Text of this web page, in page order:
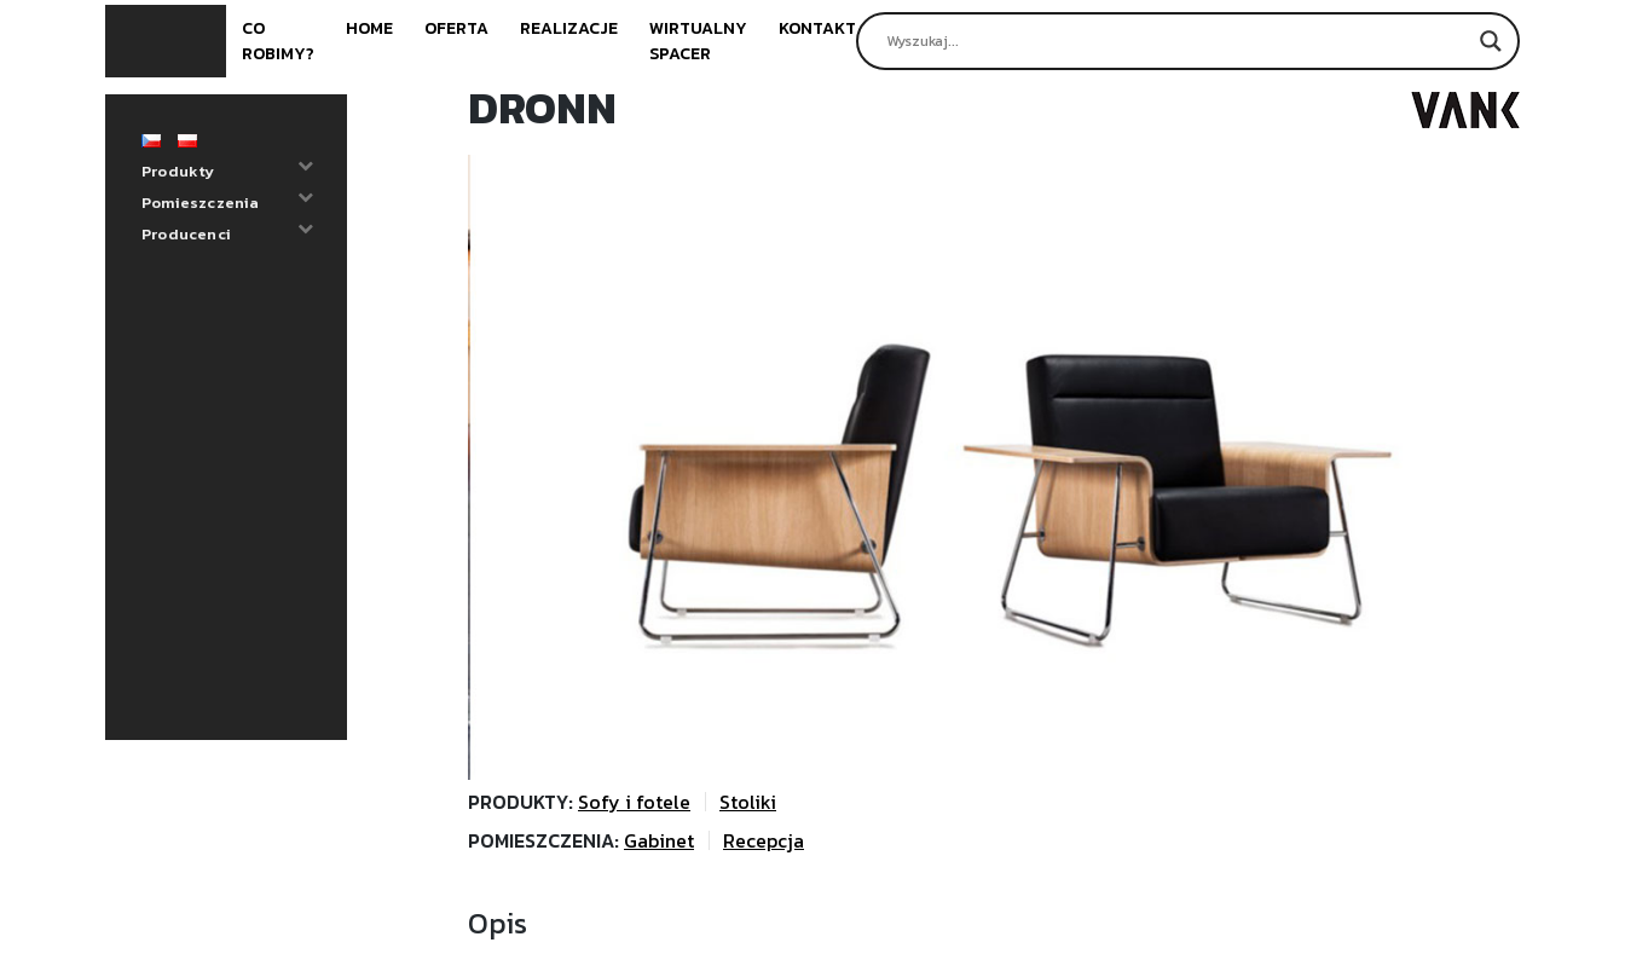
CO
ROBIMY?
HOME OFERTA REALIZACJE
WIRTUALNY
SPACER
KONTAKT
Produkty
Pomieszczenia
Producenci
DRONN
PRODUKTY: Sofy i fotele
Stoliki
POMIESZCZENIA: Gabinet Recepcja
Opis